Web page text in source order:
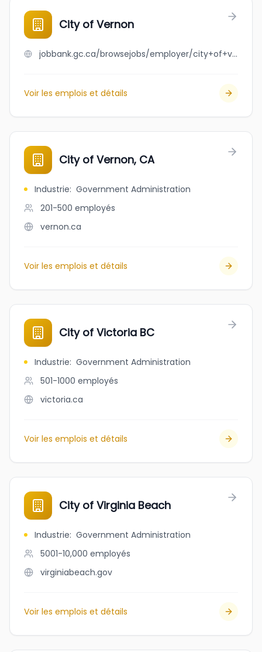
City of Vernon
jobbank.gc.ca/browsejobs/employer/city+of+vernon/ca
Voir les emplois et détails
City of Vernon, CA
Industrie: Government Administration
201-500 employés
vernon.ca
Voir les emplois et détails
City of Victoria BC
Industrie: Government Administration
501-1000 employés
victoria.ca
Voir les emplois et détails
City of Virginia Beach
Industrie: Government Administration
5001-10,000 employés
virginiabeach.gov
Voir les emplois et détails